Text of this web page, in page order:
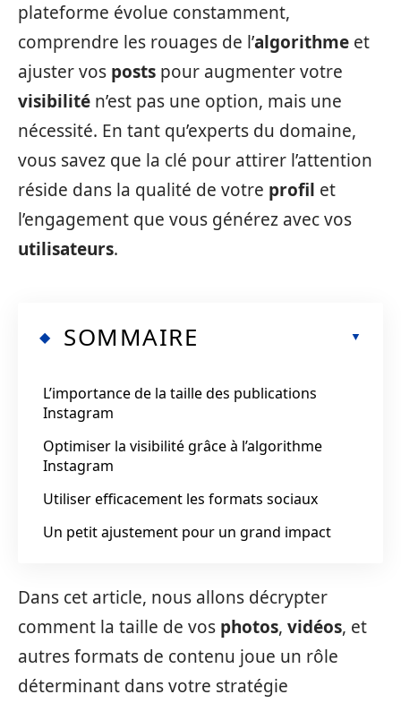
plateforme évolue constamment,
comprendre les rouages de l’algorithme et
ajuster vos posts pour augmenter votre
visibilité n’est pas une option, mais une
nécessité. En tant qu’experts du domaine,
vous savez que la clé pour attirer l’attention
réside dans la qualité de votre profil et
l’engagement que vous générez avec vos
utilisateurs.
SOMMAIRE
L’importance de la taille des publications
Instagram
Optimiser la visibilité grâce à l’algorithme
Instagram
Utiliser efficacement les formats sociaux
Un petit ajustement pour un grand impact
Dans cet article, nous allons décrypter
comment la taille de vos photos, vidéos, et
autres formats de contenu joue un rôle
déterminant dans votre stratégie